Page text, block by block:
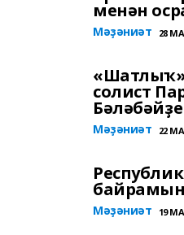
менән
Мәҙәниәт 28
солист
Мәҙәниәт 22
Мәҙәниәт 19